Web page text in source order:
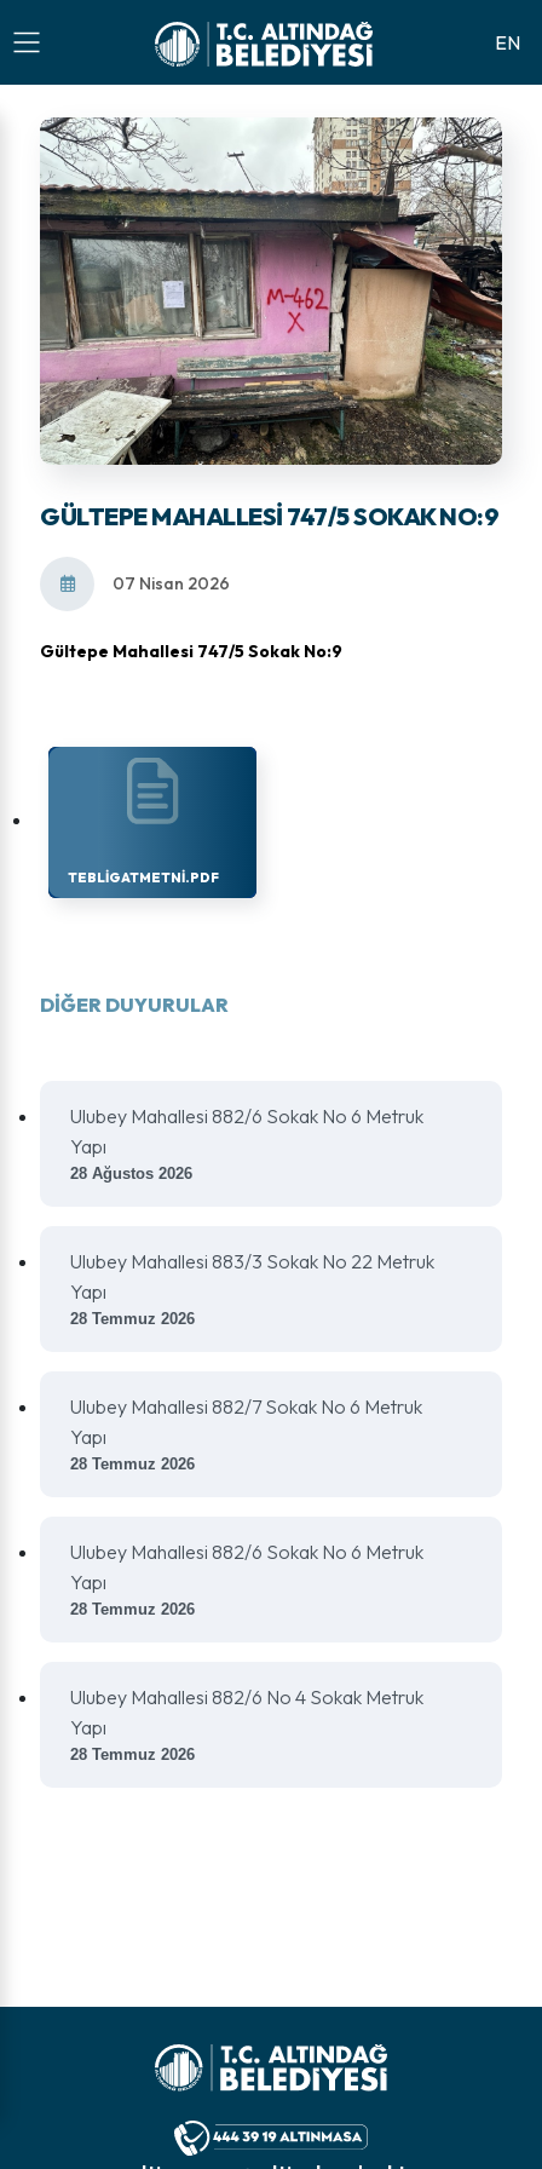
EN
GÜLTEPE MAHALLESI 747/5 SOKAK NO:9
07 Nisan 2026
Gültepe Mahallesi 747/5 Sokak No:9
TEBLIGATMETNI.PDF
DIĞER DUYURULAR
Ulubey Mahallesi 882/6 Sokak No 6 Metruk
Yapı
28 Ağustos 2026
Ulubey Mahallesi 883/3 Sokak No 22 Metruk
Yapı
28 Temmuz 2026
Ulubey Mahallesi 882/7 Sokak No 6 Metruk
Yapı
28 Temmuz 2026
Ulubey Mahallesi 882/6 Sokak No 6 Metruk
Yapı
28 Temmuz 2026
Ulubey Mahallesi 882/6 No 4 Sokak Metruk
Yapı
28 Temmuz 2026